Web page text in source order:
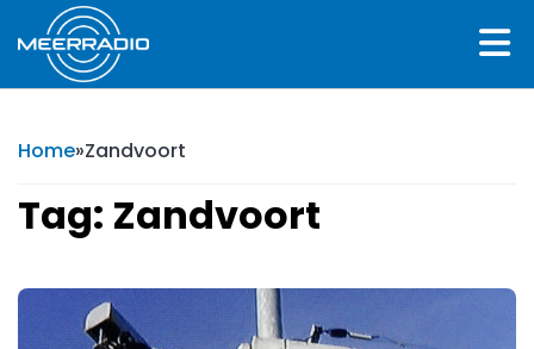
Home»Zandvoort
Tag: Zandvoort